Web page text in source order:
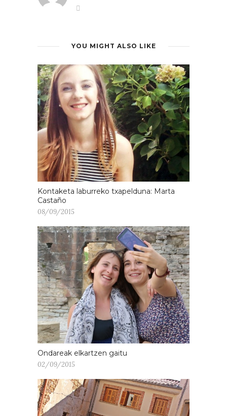
YOU MIGHT ALSO LIKE
Kontaketa laburreko txapelduna: Marta
Castaño
08/09/2015
Ondareak elkartzen gaitu
02/09/2015